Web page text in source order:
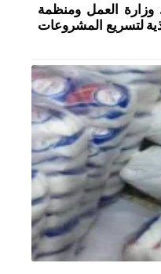
العمل ومنظمة
لتسريع المشروعات